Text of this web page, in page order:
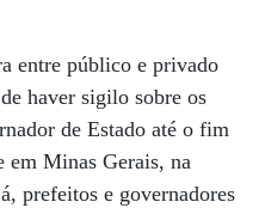
entre público e privado
haver sigilo sobre os
de Estado até o fim
em Minas Gerais, na
prefeitos e governadores